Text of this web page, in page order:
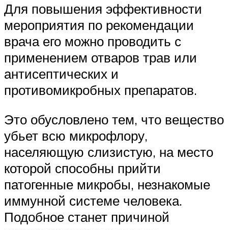
Для повышения эффективности
мероприятия по рекомендации
врача его можно проводить с
применением отваров трав или
антисептических и
противомикробных препаратов.
Это обусловлено тем, что вещество
убьет всю микрофлору,
населяющую слизистую, на место
которой способны прийти
патогенные микробы, незнакомые
иммунной системе человека.
Подобное станет причиной